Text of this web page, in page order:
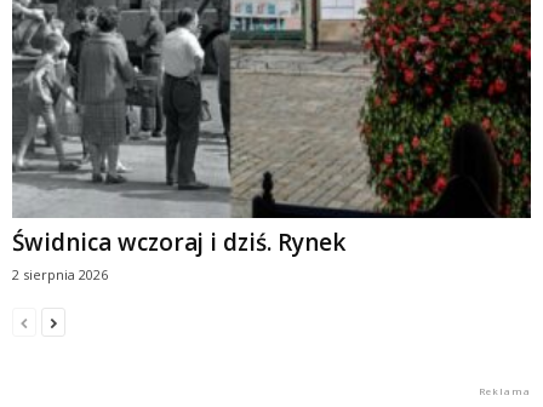
Świdnica wczoraj i dziś. Rynek
2 sierpnia 2026